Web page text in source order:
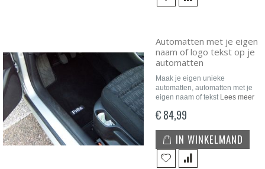
Automatten met je eigen
naam of logo tekst op je
automatten
Maak je eigen unieke
automatten, automatten met je
eigen naam of tekst Lees meer
€ 84,99
IN WINKELMAND